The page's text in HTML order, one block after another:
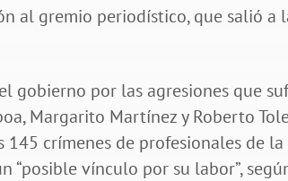
al gremio periodístico, que salió a
gobierno por las agresiones que
Margarito Martínez y Roberto
crímenes de profesionales de la
“posible vínculo por su labor”,